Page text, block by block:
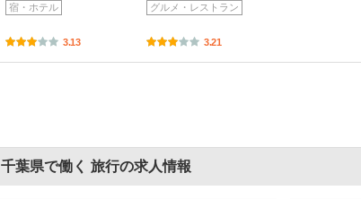
宿・ホテル
3.13
グルメ・レストラン
3.21
千葉県で働く 旅行の求人情報